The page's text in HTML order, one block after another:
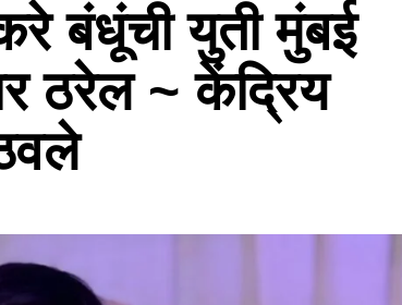
बंधूंची युती मुंबई
ठरेल ~ केंद्रिय